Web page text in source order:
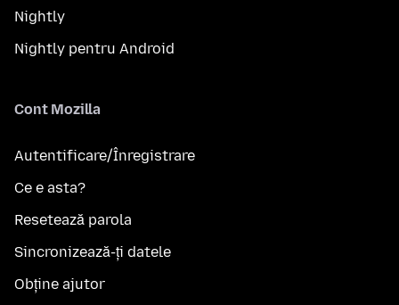
Nightly
Nightly pentru Android
Cont Mozilla
Autentificare/Înregistrare
Ce e asta?
Resetează parola
Sincronizează-ți datele
Obține ajutor